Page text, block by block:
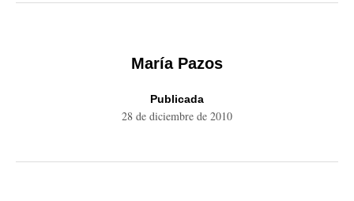
María Pazos
Publicada
28 de diciembre de 2010